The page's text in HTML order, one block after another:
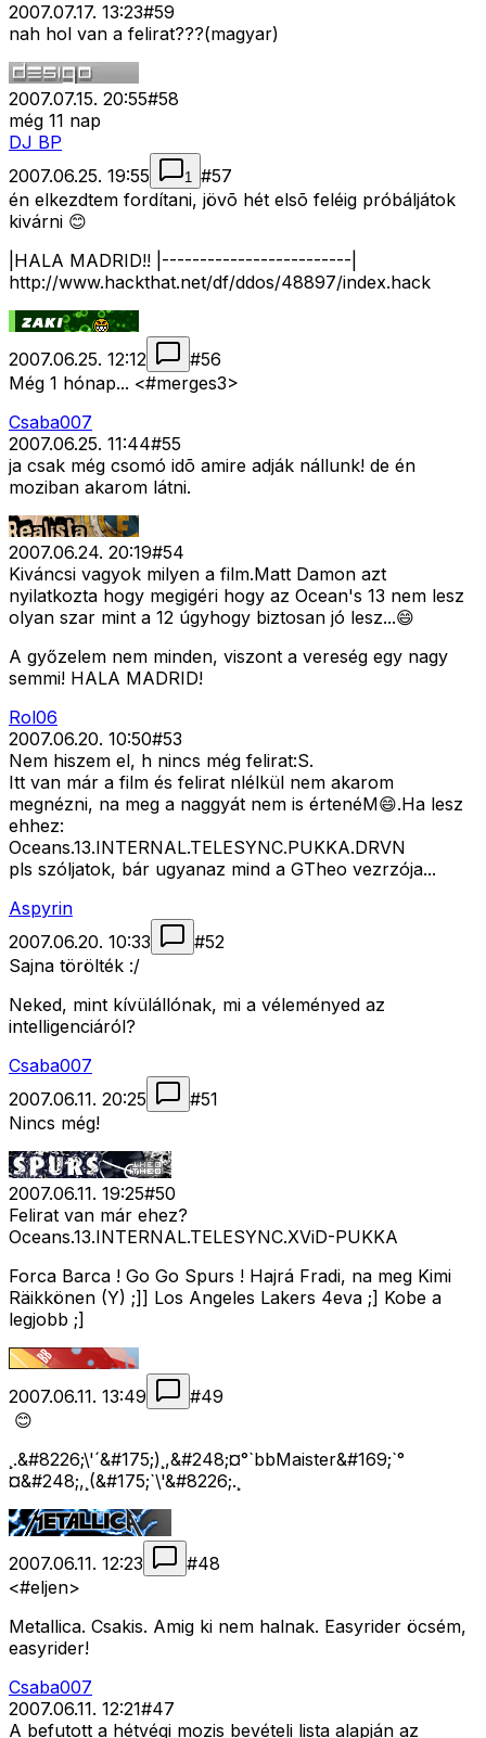
2007.07.17. 13:23#59
nah hol van a felirat???(magyar)
2007.07.15. 20:55#58
még 11 nap
DJ BP
2007.06.25. 19:55
1 #57
én elkezdtem fordítani, jövõ hét elsõ feléig próbáljátok
kivárni 😊
|HALA MADRID!! |-------------------------|
http://www.hackthat.net/df/ddos/48897/index.hack
2007.06.25. 12:12 #56
Még 1 hónap... <#merges3>
Csaba007
2007.06.25. 11:44#55
ja csak még csomó idõ amire adják nállunk! de én
moziban akarom látni.
2007.06.24. 20:19#54
Kiváncsi vagyok milyen a film.Matt Damon azt
nyilatkozta hogy megigéri hogy az Ocean's 13 nem lesz
olyan szar mint a 12 úgyhogy biztosan jó lesz...😄
A győzelem nem minden, viszont a vereség egy nagy
semmi! HALA MADRID!
Rol06
2007.06.20. 10:50#53
Nem hiszem el, h nincs még felirat:S.
Itt van már a film és felirat nlélkül nem akarom
megnézni, na meg a naggyát nem is értenéM😄.Ha lesz
ehhez:
Oceans.13.INTERNAL.TELESYNC.PUKKA.DRVN
pls szóljatok, bár ugyanaz mind a GTheo vezrzója...
Aspyrin
2007.06.20. 10:33
#52
Sajna törölték :/
Neked, mint kívülállónak, mi a véleményed az
intelligenciáról?
Csaba007
2007.06.11. 20:25
#51
Nincs még!
2007.06.11. 19:25#50
Felirat van már ehez?
Oceans.13.INTERNAL.TELESYNC.XViD-PUKKA
Forca Barca ! Go Go Spurs ! Hajrá Fradi, na meg Kimi
Räikkönen (Y) ;]] Los Angeles Lakers 4eva ;] Kobe a
legjobb ;]
2007.06.11. 13:49 #49
😊
¸.&#8226;\'´&#175;)¸,&#248;¤°`bbMaister&#169;`°
¤&#248;,¸(&#175;`\'&#8226;.¸
2007.06.11. 12:23 #48
<#eljen>
Metallica. Csakis. Amig ki nem halnak. Easyrider öcsém,
easyrider!
Csaba007
2007.06.11. 12:21#47
A befutott a hétvégi mozis bevételi lista alapján az